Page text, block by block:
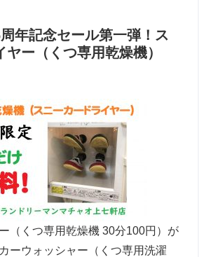
年記念セール第一弾！ス
ー（くつ専用乾燥機）
（くつ専用乾燥機 30分100円）が
ーウォッシャー（くつ専用洗濯